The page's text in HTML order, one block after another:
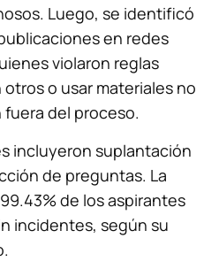
Luego, se identificó
en redes
violaron reglas
o usar materiales no
del proceso.
incluyeron suplantación
de preguntas. La
de los aspirantes
incidentes, según su